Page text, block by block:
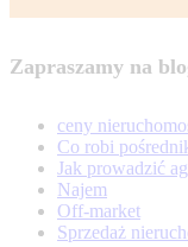
Zapraszamy na
ceny
Co robi
Jak prowadzić
Najem
Off-market
Sprzedaż